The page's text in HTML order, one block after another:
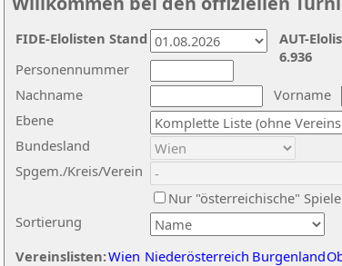
Nachname
Vorname
Ebene
Sortierung
Personennummer
Bundesland
Spgem./Kreis/Verein
Nur "österreichische"
Vereinslisten:Wien Niederösterreich Burgenland
AUT-
6.936
FIDE-Elolisten Stand